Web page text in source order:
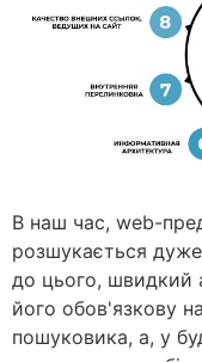
В наш час, web-
розшукається
до цього, швидкий
його обов'язкову
пошуковика, а, у